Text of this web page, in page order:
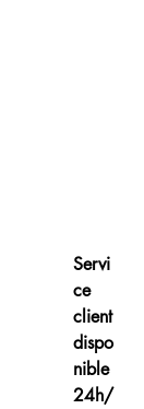
Servi
ce
client
dispo
nible
24h/